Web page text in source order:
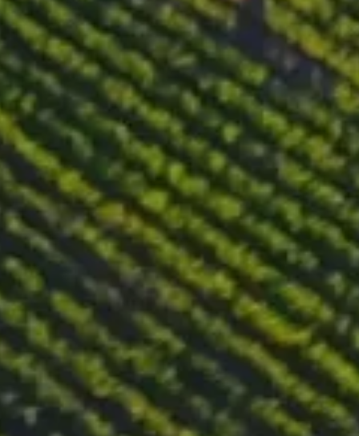
20 % des Weins werden in neuen französischen Fässern gereift,
während die restlichen 80 % in zuvor benutzten französischen
Eichenfässern für einen Zeitraum von 10 Monaten reifen.
Geschmacksnoten
Dieser Wein präsentiert sich mit einer intensiven, tiefen
Rubinrotfärbung. Sein komplexes Aroma vereint Noten von
Paprika, Kirsche, Kakao, erdigen Tönen, Rosmarinöl und
Minze. Der Geschmack ist reich, saftig und ausgereift, und
enthält eine Spur von Butter, dunklen Früchten und gerösteter
roter Paprika im langen Nachklang.
Essenspaarung
Dieser Wein harmoniert perfekt mit saftigem Fleisch wie Kalb
und Lamm, aber auch mit Risotto oder Nudelgerichten mit
Pilzen. Er kann ebenso solo genossen werden.